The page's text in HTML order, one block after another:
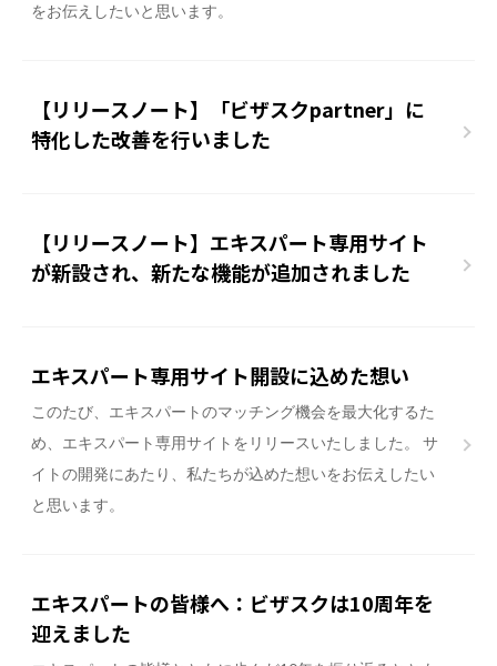
をお伝えしたいと思います。
【リリースノート】「ビザスクpartner」に
特化した改善を行いました
【リリースノート】エキスパート専用サイト
が新設され、新たな機能が追加されました
エキスパート専用サイト開設に込めた想い
このたび、エキスパートのマッチング機会を最大化するた
め、エキスパート専用サイトをリリースいたしました。 サ
イトの開発にあたり、私たちが込めた想いをお伝えしたい
と思います。
エキスパートの皆様へ：ビザスクは10周年を
迎えました